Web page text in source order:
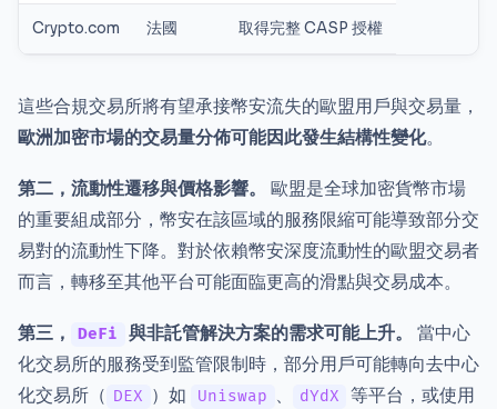
Crypto.com 法國 取得完整 CASP 授權
這些合規交易所將有望承接幣安流失的歐盟用戶與交易量，
歐洲加密市場的交易量分佈可能因此發生結構性變化。
第二，流動性遷移與價格影響。
歐盟是全球加密貨幣市場
的重要組成部分，幣安在該區域的服務限縮可能導致部分交
易對的流動性下降。對於依賴幣安深度流動性的歐盟交易者
而言，轉移至其他平台可能面臨更高的滑點與交易成本。
第三， DeFi 與非託管解決方案的需求可能上升。
當中心
化交易所的服務受到監管限制時，部分用戶可能轉向去中心
化交易所（ DEX ）如 Uniswap 、 dYdX
等平台，或使用